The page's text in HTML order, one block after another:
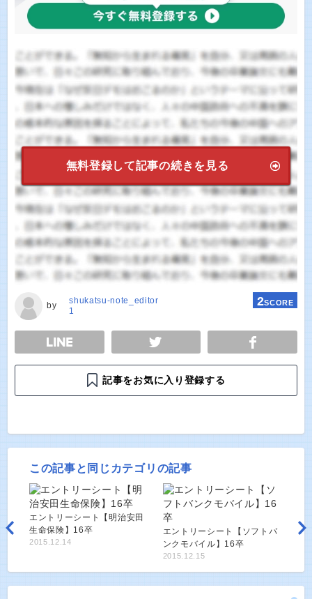
無料登録して記事の続きを見る
by
shukatsu-note_editor
1
2SCORE
TWEET
記事をお気に入り登録する
この記事と同じカテゴリの記事
エントリーシート【明治安田
生命保険】16卒
2015.12.14
エントリーシート【ソフトバ
ンクモバイル】16卒
2015.12.15